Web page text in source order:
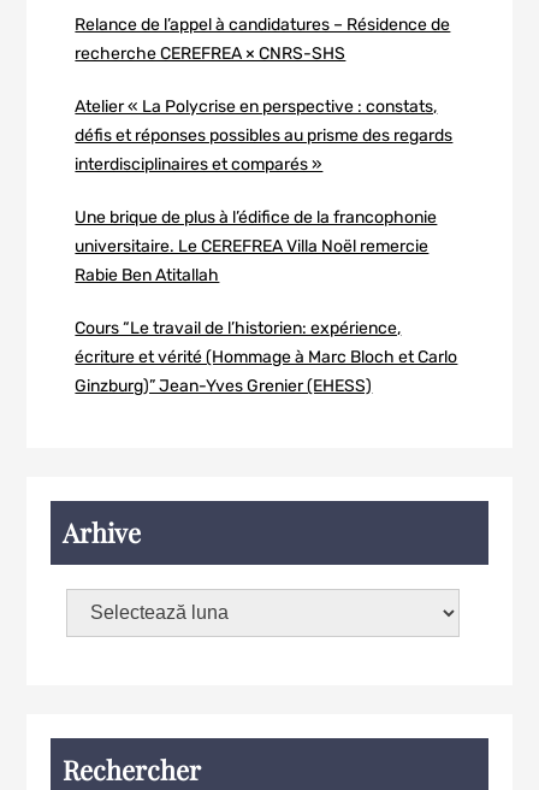
Relance de l’appel à candidatures – Résidence de
recherche CEREFREA × CNRS-SHS
Atelier « La Polycrise en perspective : constats,
défis et réponses possibles au prisme des regards
interdisciplinaires et comparés »
Une brique de plus à l’édifice de la francophonie
universitaire. Le CEREFREA Villa Noël remercie
Rabie Ben Atitallah
Cours “Le travail de l’historien: expérience,
écriture et vérité (Hommage à Marc Bloch et Carlo
Ginzburg)” Jean-Yves Grenier (EHESS)
Arhive
Rechercher